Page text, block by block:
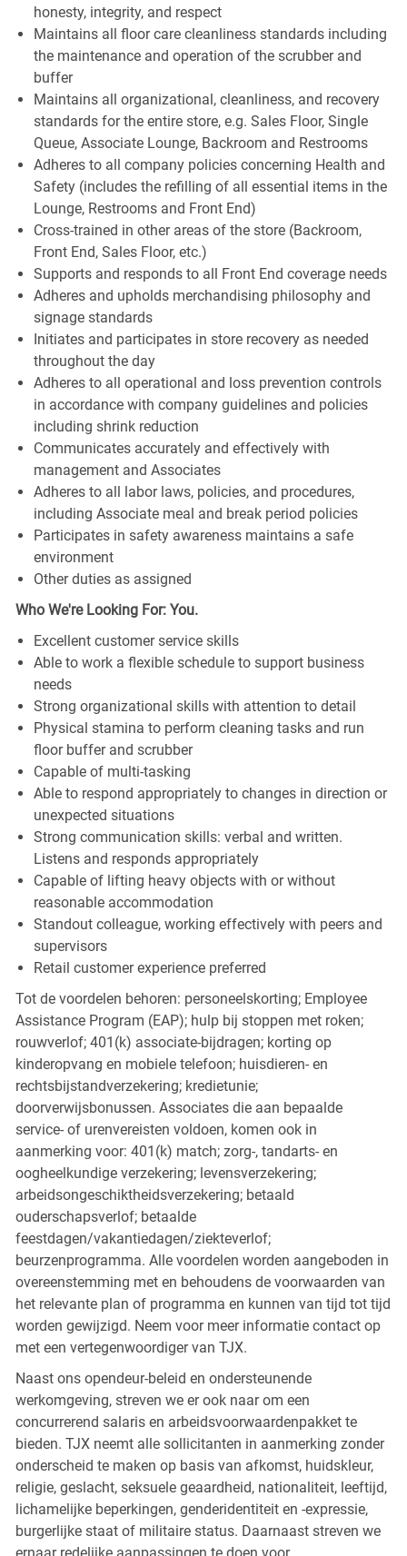
honesty, integrity, and respect
Maintains all floor care cleanliness standards including
the maintenance and operation of the scrubber and
buffer
Maintains all organizational, cleanliness, and recovery
standards for the entire store, e.g. Sales Floor, Single
Queue, Associate Lounge, Backroom and Restrooms
Adheres to all company policies concerning Health and
Safety (includes the refilling of all essential items in the
Lounge, Restrooms and Front End)
Cross-trained in other areas of the store (Backroom,
Front End, Sales Floor, etc.)
Supports and responds to all Front End coverage needs
Adheres and upholds merchandising philosophy and
signage standards
Initiates and participates in store recovery as needed
throughout the day
Adheres to all operational and loss prevention controls
in accordance with company guidelines and policies
including shrink reduction
Communicates accurately and effectively with
management and Associates
Adheres to all labor laws, policies, and procedures,
including Associate meal and break period policies
Participates in safety awareness maintains a safe
environment
Other duties as assigned
Who We're Looking For: You.
Excellent customer service skills
Able to work a flexible schedule to support business
needs
Strong organizational skills with attention to detail
Physical stamina to perform cleaning tasks and run
floor buffer and scrubber
Capable of multi-tasking
Able to respond appropriately to changes in direction or
unexpected situations
Strong communication skills: verbal and written.
Listens and responds appropriately
Capable of lifting heavy objects with or without
reasonable accommodation
Standout colleague, working effectively with peers and
supervisors
Retail customer experience preferred
Tot de voordelen behoren: personeelskorting; Employee
Assistance Program (EAP); hulp bij stoppen met roken;
rouwverlof; 401(k) associate-bijdragen; korting op
kinderopvang en mobiele telefoon; huisdieren- en
rechtsbijstandverzekering; kredietunie;
doorverwijsbonussen. Associates die aan bepaalde
service- of urenvereisten voldoen, komen ook in
aanmerking voor: 401(k) match; zorg-, tandarts- en
oogheelkundige verzekering; levensverzekering;
arbeidsongeschiktheidsverzekering; betaald
ouderschapsverlof; betaalde
feestdagen/vakantiedagen/ziekteverlof;
beurzenprogramma. Alle voordelen worden aangeboden in
overeenstemming met en behoudens de voorwaarden van
het relevante plan of programma en kunnen van tijd tot tijd
worden gewijzigd. Neem voor meer informatie contact op
met een vertegenwoordiger van TJX.
Naast ons opendeur-beleid en ondersteunende
werkomgeving, streven we er ook naar om een
concurrerend salaris en arbeidsvoorwaardenpakket te
bieden. TJX neemt alle sollicitanten in aanmerking zonder
onderscheid te maken op basis van afkomst, huidskleur,
religie, geslacht, seksuele geaardheid, nationaliteit, leeftijd,
lichamelijke beperkingen, genderidentiteit en -expressie,
burgerlijke staat of militaire status. Daarnaast streven we
ernaar redelijke aanpassingen te doen voor